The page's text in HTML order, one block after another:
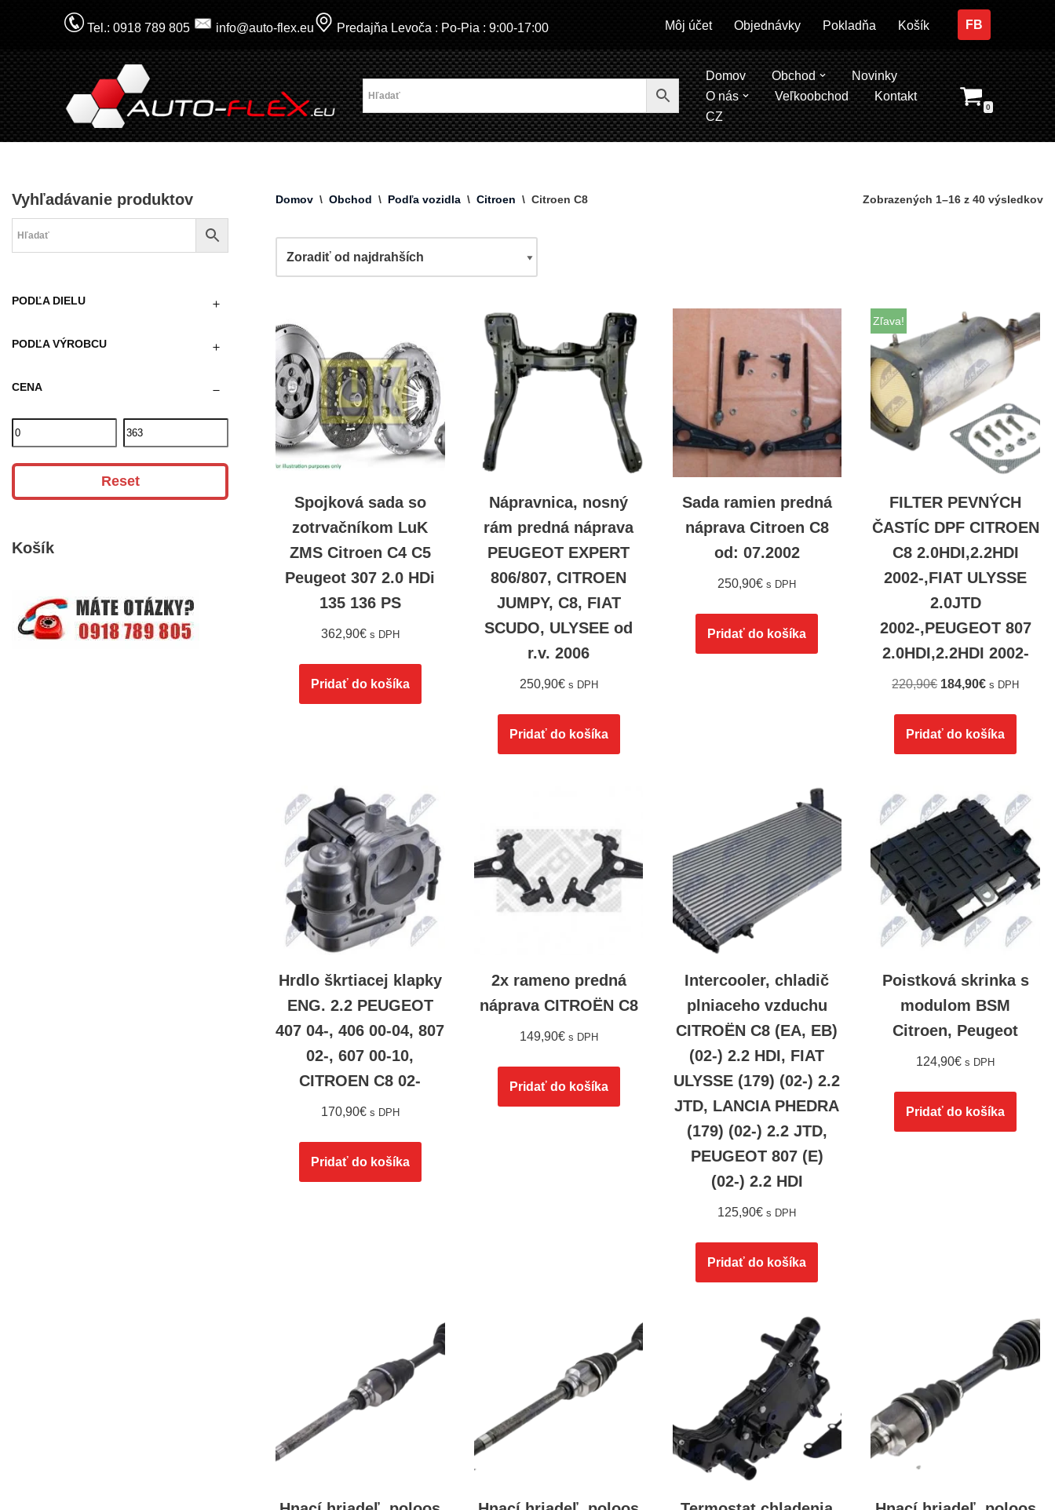
na
obsah
Tel.: 0918 789 805 info@auto-flex.eu Predajňa Levoča : Po-Pia : 9:00-17:00 Môj účet Objednávky Pokladňa Košík FB
Domov Obchod
Novinky
O nás
Veľkoobchod
Kontakt
CZ
0
Vyhľadávanie produktov
PODĽA DIELU
PODĽA VÝROBCU
CENA
Reset
Košík
Domov \ Obchod \ Podľa vozidla \ Citroen \ Citroen C8 Zobrazených 1–16 z 40 výsledkov
Spojková sada so
zotrvačníkom LuK
ZMS Citroen C4 C5
Peugeot 307 2.0 HDi
135 136 PS
362,90€ s DPH
Pridať do košíka
Nápravnica, nosný
rám predná náprava
PEUGEOT EXPERT
806/807, CITROEN
JUMPY, C8, FIAT
SCUDO, ULYSEE od
r.v. 2006
250,90€ s DPH
Pridať do košíka
Sada ramien predná
náprava Citroen C8
od: 07.2002
250,90€ s DPH
Pridať do košíka
Zľava!
FILTER PEVNÝCH
ČASTÍC DPF CITROEN
C8 2.0HDI,2.2HDI
2002-,FIAT ULYSSE
2.0JTD
2002-,PEUGEOT 807
2.0HDI,2.2HDI 2002-
220,90€ 184,90€ s DPH
Pridať do košíka
Hrdlo škrtiacej klapky
ENG. 2.2 PEUGEOT
407 04-, 406 00-04, 807
02-, 607 00-10,
CITROEN C8 02-
170,90€ s DPH
Pridať do košíka
2x rameno predná
náprava CITROËN C8
149,90€ s DPH
Pridať do košíka
Intercooler, chladič
plniaceho vzduchu
CITROËN C8 (EA, EB)
(02-) 2.2 HDI, FIAT
ULYSSE (179) (02-) 2.2
JTD, LANCIA PHEDRA
(179) (02-) 2.2 JTD,
PEUGEOT 807 (E)
(02-) 2.2 HDI
125,90€ s DPH
Pridať do košíka
Poistková skrinka s
modulom BSM
Citroen, Peugeot
124,90€ s DPH
Pridať do košíka